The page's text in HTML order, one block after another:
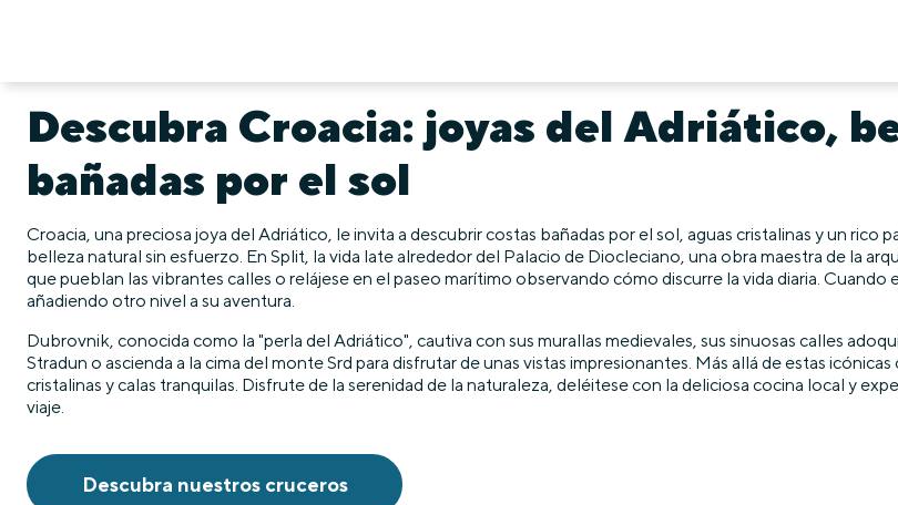
Descubra Croacia: joyas del Adriático,
bañadas por el sol
Croacia, una preciosa joya del Adriático, le invita a descubrir costas bañadas por el sol, aguas cristalinas y un
belleza natural sin esfuerzo. En Split, la vida late alrededor del Palacio de Diocleciano, una obra maestra de la
que pueblan las vibrantes calles o relájese en el paseo marítimo observando cómo discurre la vida diaria.
añadiendo otro nivel a su aventura.
Dubrovnik, conocida como la "perla del Adriático", cautiva con sus murallas medievales, sus sinuosas calles
Stradun o ascienda a la cima del monte Srd para disfrutar de unas vistas impresionantes. Más allá de estas
cristalinas y calas tranquilas. Disfrute de la serenidad de la naturaleza, deléitese con la deliciosa cocina local y
viaje.
Descubra nuestros cruceros